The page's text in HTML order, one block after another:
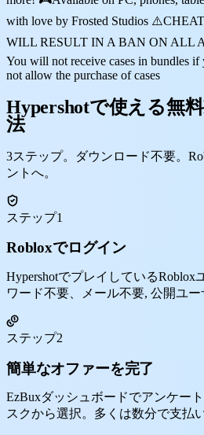
with love by Frosted Studios
WILL RESULT IN A BAN ON ALL
You will not receive cases in bundles
not allow the purchase of cases
Hypershotで使える無
法
3ステップ。ダウンロード不要。
ントへ。
ステップ1
Robloxでログイン
HypershotでプレイしているRoblox
ワード不要、メール不要, 公開ユー
ステップ2
簡単なオファーを完了
EzBuxダッシュボードでアンケー
スクから選択。多くは数分で支払い